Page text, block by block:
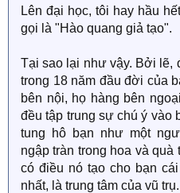
Lên đại học, tôi hay hầu
gọi là "Hào quang giả tạo".
Tại sao lại như vậy. Bởi lẽ,
trong 18 năm đầu đời của
bên nội, họ hàng bên
đều tập trung sự chú ý vào
tung hô bạn như một
ngập tràn trong hoa và
có điều nó tạo cho bạn
nhất, là trung tâm của vũ trụ.